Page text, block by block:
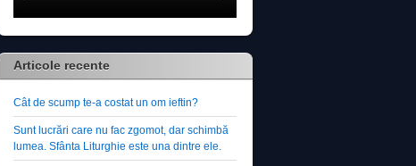
Articole recente
Cât de scump te-a costat un om ieftin?
Sunt lucrări care nu fac zgomot, dar schimbă
lumea. Sfânta Liturghie este una dintre ele.